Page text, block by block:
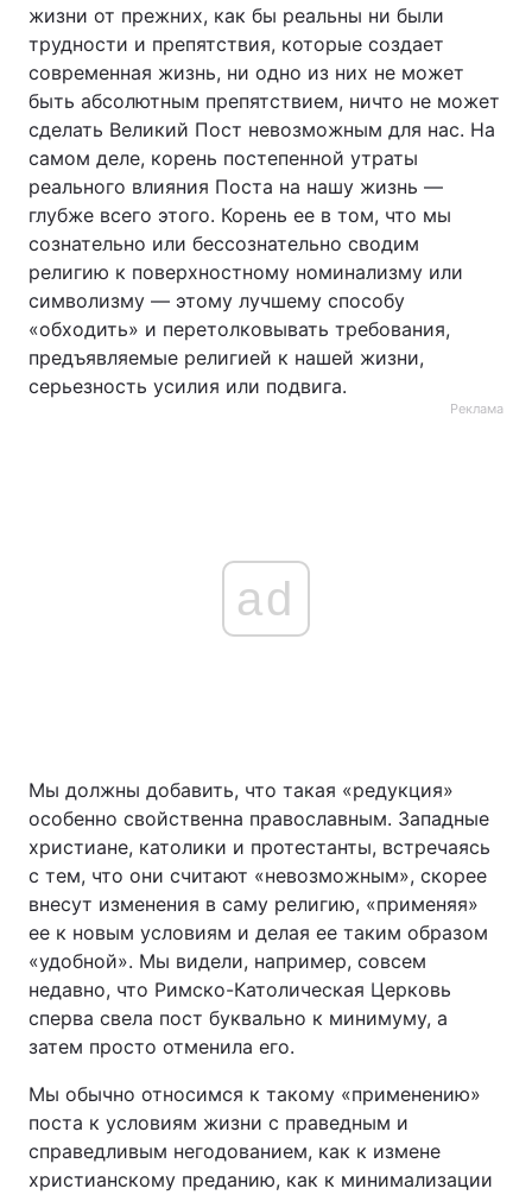
жизни от прежних, как бы реальны ни были
трудности и препятствия, которые создает
современная жизнь, ни одно из них не может
быть абсолютным препятствием, ничто не может
сделать Великий Пост невозможным для нас. На
самом деле, корень постепенной утраты
реального влияния Поста на нашу жизнь —
глубже всего этого. Корень ее в том, что мы
сознательно или бессознательно сводим
религию к поверхностному номинализму или
символизму — этому лучшему способу
«обходить» и перетолковывать требования,
предъявляемые религией к нашей жизни,
серьезность усилия или подвига.
Реклама
ad
Мы должны добавить, что такая «редукция»
особенно свойственна православным. Западные
христиане, католики и протестанты, встречаясь
с тем, что они считают «невозможным», скорее
внесут изменения в саму религию, «применяя»
ее к новым условиям и делая ее таким образом
«удобной». Мы видели, например, совсем
недавно, что Римско-Католическая Церковь
сперва свела пост буквально к минимуму, а
затем просто отменила его.
Мы обычно относимся к такому «применению»
поста к условиям жизни с праведным и
справедливым негодованием, как к измене
христианскому преданию, как к минимализации